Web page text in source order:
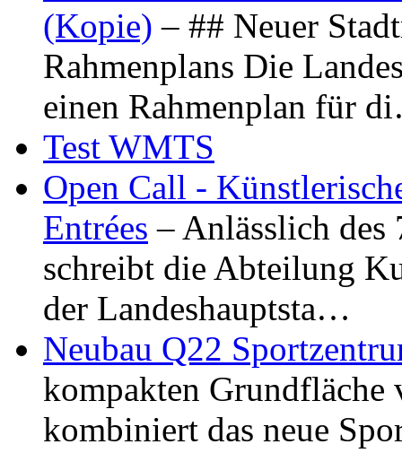
(Kopie) – ## Neuer
Rahmenplans Die
einen Rahmenplan für
Test WMTS
Open Call -
Entrées – Anlässlich
schreibt die Abteilung
der Landeshauptsta…
Neubau Q22
kompakten Grundfläche
kombiniert das neue